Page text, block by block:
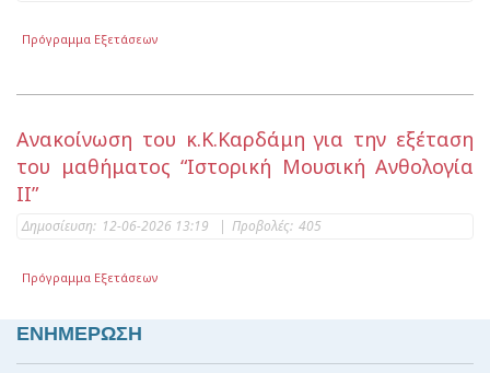
Πρόγραμμα Εξετάσεων
Ανακοίνωση του κ.Κ.Καρδάμη για την εξέταση
του μαθήματος “Ιστορική Μουσική Ανθολογία
ΙΙ”
Δημοσίευση: 12-06-2026 13:19 | Προβολές: 405
Πρόγραμμα Εξετάσεων
ΕΝΗΜΕΡΩΣΗ